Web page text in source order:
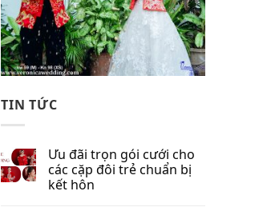
TIN TỨC
Ưu đãi trọn gói cưới cho
các cặp đôi trẻ chuẩn bị
kết hôn